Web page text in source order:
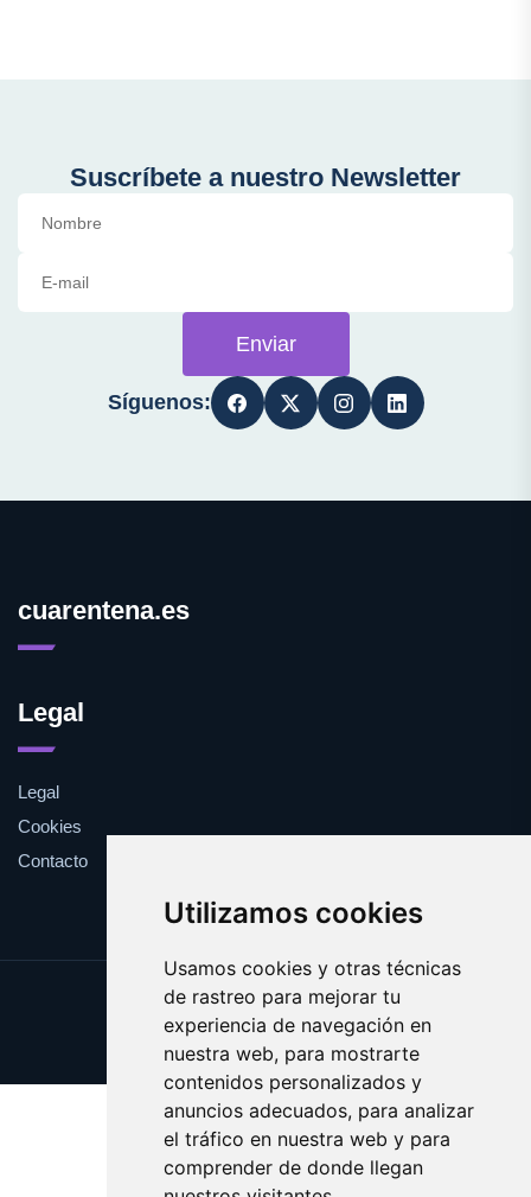
Utilizamos cookies
Usamos cookies y otras técnicas
de rastreo para mejorar tu
experiencia de navegación en
nuestra web, para mostrarte
contenidos personalizados y
anuncios adecuados, para analizar
el tráfico en nuestra web y para
comprender de donde llegan
Suscríbete a nuestro Newsletter
Enviar
Síguenos:
cuarentena.es
Legal
Legal
Cookies
Contacto
Update cookies preferences
Copyright © 2025 cuarentena.es